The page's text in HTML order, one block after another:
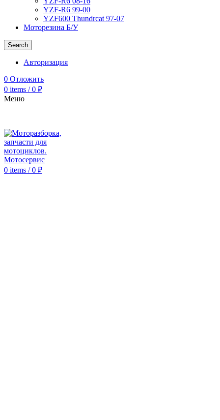
YZF-R6 99-00
YZF600 Thundrcat 97-07
Моторезина Б/У
Search
Авторизация
0 Отложить
0 items / 0 ₽
Меню
0 items / 0 ₽